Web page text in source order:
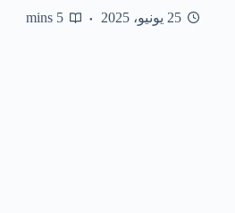
25 يونيو، 2025 5 mins